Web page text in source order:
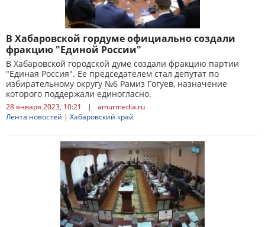
В Хабаровской гордуме официально создали
фракцию "Единой России"
В Хабаровской городской думе создали фракцию партии
"Единая Россия". Ее председателем стал депутат по
избирательному округу №6 Рамиз Гогуев, назначение
которого поддержали единогласно.
28 января 2023, 10:21 |
amurmedia.ru
Лента новостей | Хабаровский край